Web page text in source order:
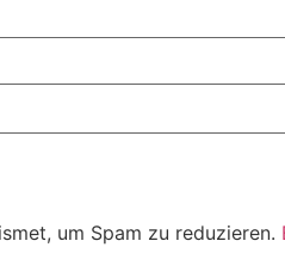
um Spam zu reduzieren.